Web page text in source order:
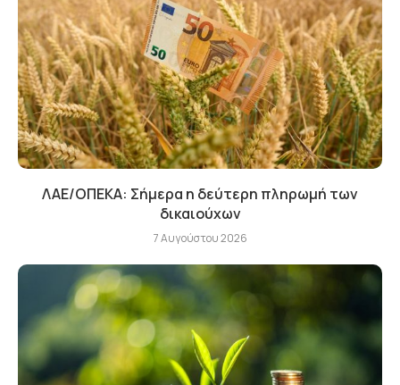
ΛΑΕ/ΟΠΕΚΑ: Σήμερα η δεύτερη πληρωμή των
δικαιούχων
7 Αυγούστου 2026